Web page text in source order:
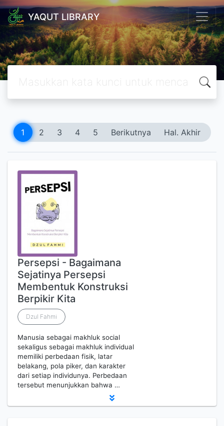
YAQUT LIBRARY
1 2 3 4 5 Berikutnya Hal. Akhir
Persepsi - Bagaimana
Sejatinya Persepsi
Membentuk Konstruksi
Berpikir Kita
Dzul Fahmi
Manusia sebagai makhluk social
sekaligus sebagai makhluk individual
memiliki perbedaan fisik, latar
belakang, pola piker, dan karakter
dari setiap individunya. Perbedaan
tersebut menunjukkan bahwa …